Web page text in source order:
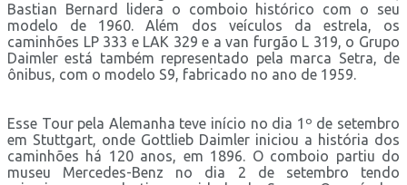
Bastian Bernard lidera o comboio histórico com o seu
modelo de 1960. Além dos veículos da estrela, os
caminhões LP 333 e LAK 329 e a van furgão L 319, o Grupo
Daimler está também representado pela marca Setra, de
ônibus, com o modelo S9, fabricado no ano de 1959.
Esse Tour pela Alemanha teve início no dia 1º de setembro
em Stuttgart, onde Gottlieb Daimler iniciou a história dos
caminhões há 120 anos, em 1896. O comboio partiu do
museu Mercedes-Benz no dia 2 de setembro tendo